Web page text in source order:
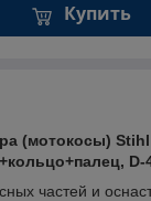
Купить
(мотокосы)
D-
частей и